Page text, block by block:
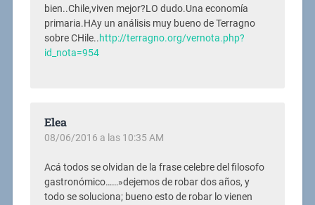
bien..Chile,viven mejor?LO dudo.Una economía
primaria.HAy un análisis muy bueno de Terragno
sobre CHile..http://terragno.org/vernota.php?
id_nota=954
Elea
08/06/2016 a las 10:35 AM
Acá todos se olvidan de la frase celebre del filosofo
gastronómico……»dejemos de robar dos años, y
todo se soluciona; bueno esto de robar lo vienen